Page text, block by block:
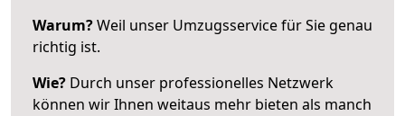
Warum?Weil unser Umzugsservice für Sie genau
richtig ist.
Wie? Durch unser professionelles Netzwerk
können wir Ihnen weitaus mehr bieten als manch